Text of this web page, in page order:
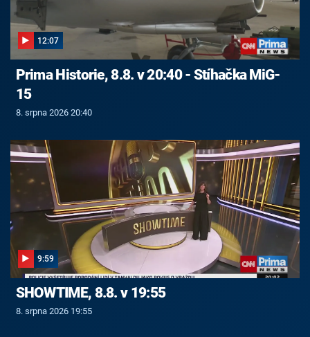
12:07
Prima Historie, 8.8. v 20:40 - Stíhačka MiG-
15
8. srpna 2026 20:40
9:59
SHOWTIME, 8.8. v 19:55
8. srpna 2026 19:55